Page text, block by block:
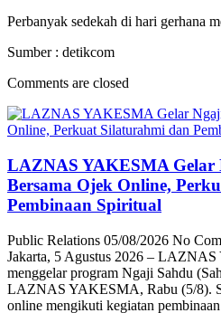
Perbanyak sedekah di hari gerhana
Sumber : detikcom
Comments are closed
LAZNAS YAKESMA Gelar
Bersama Ojek Online,
Pembinaan Spiritual
Public Relations 05/08/2026 No
Jakarta, 5 Agustus 2026 –
menggelar program Ngaji Sahdu
LAZNAS YAKESMA, Rabu (5/8).
online mengikuti kegiatan